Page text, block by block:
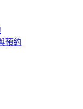
預約